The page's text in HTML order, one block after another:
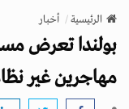
v
i
g
a
الرئيسية أخبار
بولندا تعرض
مهاجرين غير